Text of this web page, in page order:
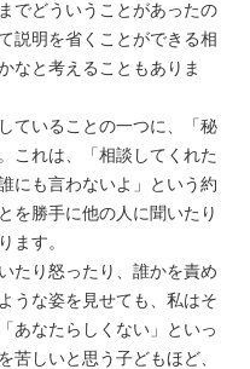
でどういうことがあったの
説明を省くことができる相
なと考えることもありま
ていることの一つに、「秘
これは、「相談してくれた
にも言わないよ」という約
を勝手に他の人に聞いたり
ます。
たり怒ったり、誰かを責め
うな姿を見せても、私はそ
あなたらしくない」といっ
苦しいと思う子どもほど、